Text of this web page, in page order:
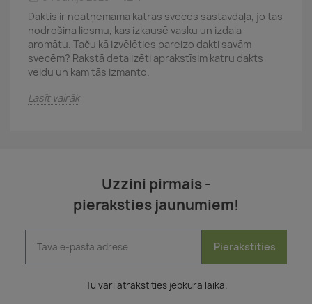
Daktis ir neatņemama katras sveces sastāvdaļa, jo tās
nodrošina liesmu, kas izkausē vasku un izdala
aromātu. Taču kā izvēlēties pareizo dakti savām
svecēm? Rakstā detalizēti aprakstīsim katru dakts
veidu un kam tās izmanto.
Lasīt vairāk
Uzzini pirmais -
pieraksties jaunumiem!
Pierakstīties
Tu vari atrakstīties jebkurā laikā.